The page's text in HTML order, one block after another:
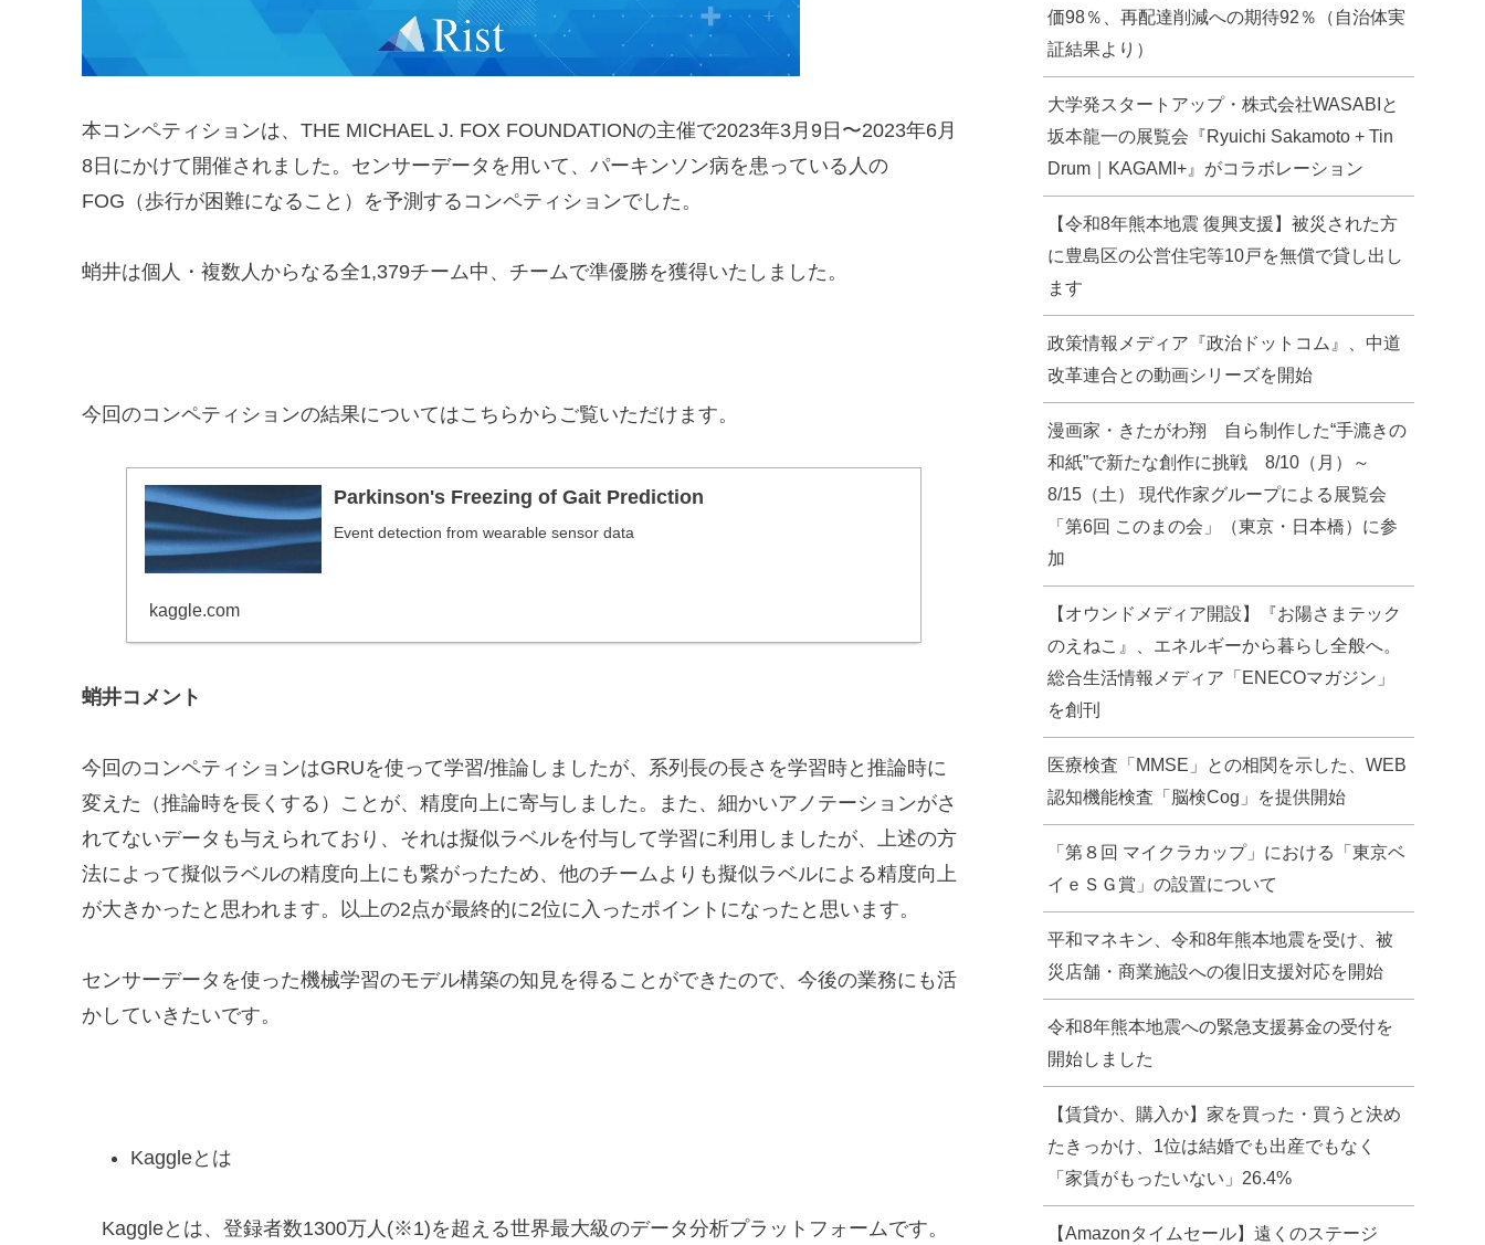
本コンペティションは、THE MICHAEL J. FOX FOUNDATIONの主催で2023年3月9日〜2023年6月
8日にかけて開催されました。センサーデータを用いて、パーキンソン病を患っている人の
FOG（歩行が困難になること）を予測するコンペティションでした。
蛸井は個人・複数人からなる全1,379チーム中、チームで準優勝を獲得いたしました。
今回のコンペティションの結果についてはこちらからご覧いただけます。
Parkinson's Freezing of Gait Prediction
Event detection from wearable sensor data
kaggle.com
蛸井コメント
今回のコンペティションはGRUを使って学習/推論しましたが、系列長の長さを学習時と推論時に
変えた（推論時を長くする）ことが、精度向上に寄与しました。また、細かいアノテーションがさ
れてないデータも与えられており、それは擬似ラベルを付与して学習に利用しましたが、上述の方
法によって擬似ラベルの精度向上にも繋がったため、他のチームよりも擬似ラベルによる精度向上
が大きかったと思われます。以上の2点が最終的に2位に入ったポイントになったと思います。
センサーデータを使った機械学習のモデル構築の知見を得ることができたので、今後の業務にも活
かしていきたいです。
Kaggleとは
Kaggleとは、登録者数1300万人(※1)を超える世界最大級のデータ分析プラットフォームです。
価98％、再配達削減への期待92％（自治体実
証結果より）
大学発スタートアップ・株式会社WASABIと
坂本龍一の展覧会『Ryuichi Sakamoto + Tin
Drum｜KAGAMI+』がコラボレーション
【令和8年熊本地震 復興支援】被災された方
に豊島区の公営住宅等10戸を無償で貸し出し
ます
政策情報メディア『政治ドットコム』、中道
改革連合との動画シリーズを開始
漫画家・きたがわ翔 自ら制作した“手漉きの
和紙”で新たな創作に挑戦 8/10（月）～
8/15（土） 現代作家グループによる展覧会
「第6回 このまの会」（東京・日本橋）に参
加
【オウンドメディア開設】『お陽さまテック
のえねこ』、エネルギーから暮らし全般へ。
総合生活情報メディア「ENECOマガジン」
を創刊
医療検査「MMSE」との相関を示した、WEB
認知機能検査「脳検Cog」を提供開始
「第８回 マイクラカップ」における「東京ベ
イｅＳＧ賞」の設置について
平和マネキン、令和8年熊本地震を受け、被
災店舗・商業施設への復旧支援対応を開始
令和8年熊本地震への緊急支援募金の受付を
開始しました
【賃貸か、購入か】家を買った・買うと決め
たきっかけ、1位は結婚でも出産でもなく
「家賃がもったいない」26.4%
【Amazonタイムセール】遠くのステージ